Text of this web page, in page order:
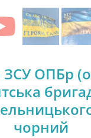
ЗСУ ОПБр
чорний